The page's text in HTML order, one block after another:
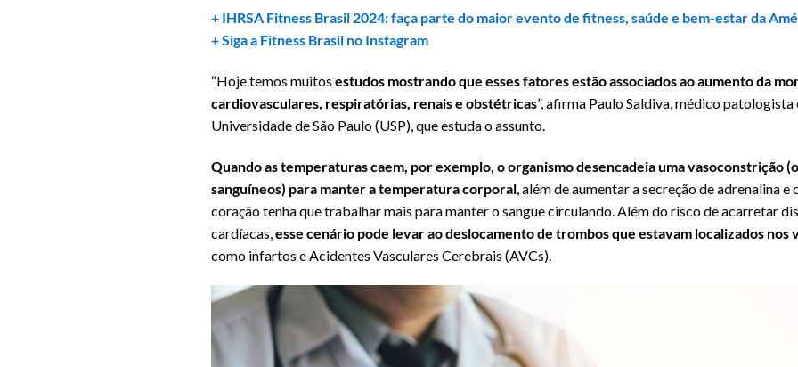
+ IHRSA Fitness Brasil 2024: faça parte do maior evento de fitness, saúde e bem-estar da
+ Siga a Fitness Brasil no Instagram
“Hoje temos muitos estudos mostrando que esses fatores estão associados ao aumento da
cardiovasculares, respiratórias, renais e obstétricas”, afirma Paulo Saldiva, médico
Universidade de São Paulo (USP), que estuda o assunto.
Quando as temperaturas caem, por exemplo, o organismo desencadeia uma vasoconstrição
sanguíneos) para manter a temperatura corporal, além de aumentar a secreção de adrenalina
coração tenha que trabalhar mais para manter o sangue circulando. Além do risco de acarretar
cardíacas,esse cenário pode levar ao deslocamento de trombos que estavam localizados nos
como infartos e Acidentes Vasculares Cerebrais (AVCs).